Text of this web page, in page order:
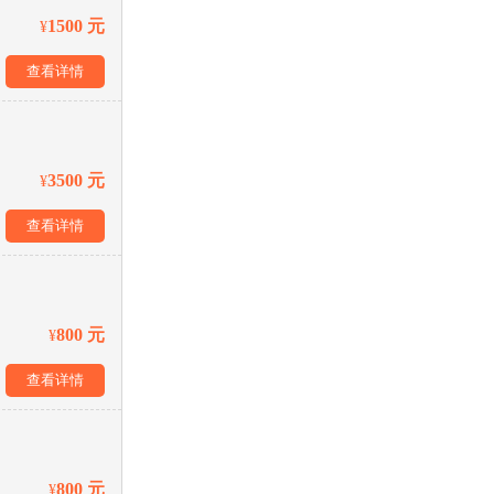
¥1500 元
查看详情
¥3500 元
查看详情
¥800 元
查看详情
¥800 元